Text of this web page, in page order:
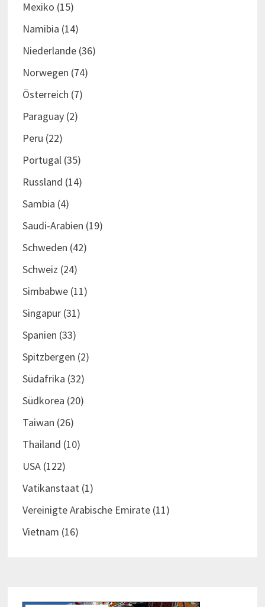
Mexiko (15)
Namibia (14)
Niederlande(36)
Norwegen (74)
Österreich (7)
Paraguay(2)
Peru (22)
Portugal (35)
Russland (14)
Sambia (4)
Saudi-Arabien (19)
Schweden (42)
Schweiz (24)
Simbabwe(11)
Singapur(31)
Spanien (33)
Spitzbergen (2)
Südafrika (32)
Südkorea (20)
Taiwan (26)
Thailand (10)
USA(122)
Vatikanstaat (1)
Vereinigte Arabische Emirate(11)
Vietnam (16)